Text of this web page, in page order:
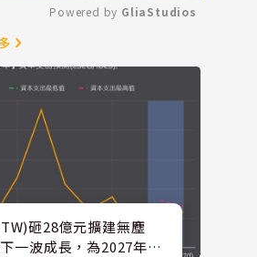
Mute
Powered by GliaStudios
砸28億元擴建無塵
一波成長，為2027年後